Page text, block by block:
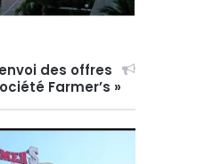
des offres
Farmer’s »